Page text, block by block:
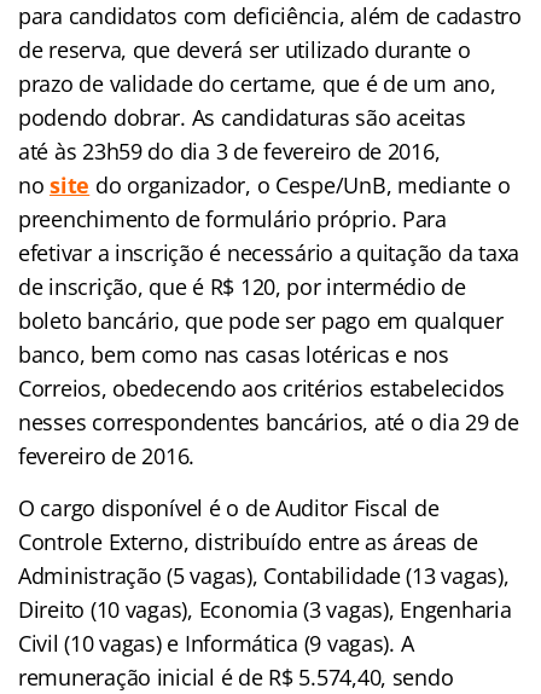
para candidatos com deficiência, além de cadastro
de reserva, que deverá ser utilizado durante o
prazo de validade do certame, que é de um ano,
podendo dobrar. As candidaturas são aceitas
até às 23h59 do dia 3 de fevereiro de 2016,
no site do organizador, o Cespe/UnB, mediante o
preenchimento de formulário próprio. Para
efetivar a inscrição é necessário a quitação da taxa
de inscrição, que é R$ 120, por intermédio de
boleto bancário, que pode ser pago em qualquer
banco, bem como nas casas lotéricas e nos
Correios, obedecendo aos critérios estabelecidos
nesses correspondentes bancários, até o dia 29 de
fevereiro de 2016.
O cargo disponível é o de Auditor Fiscal de
Controle Externo, distribuído entre as áreas de
Administração (5 vagas), Contabilidade (13 vagas),
Direito (10 vagas), Economia (3 vagas), Engenharia
Civil (10 vagas) e Informática (9 vagas). A
remuneração inicial é de R$ 5.574,40, sendo